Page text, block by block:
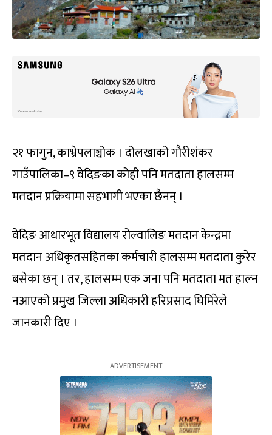
२१ फागुन, काभ्रेपलाञ्चोक । दोलखाको गौरीशंकर
गाउँपालिका–९ वेदिङका कोही पनि मतदाता हालसम्म
मतदान प्रक्रियामा सहभागी भएका छैनन् ।
वेदिङ आधारभूत विद्यालय रोल्वालिङ मतदान केन्द्रमा
मतदान अधिकृतसहितका कर्मचारी हालसम्म मतदाता कुरेर
बसेका छन् । तर, हालसम्म एक जना पनि मतदाता मत हाल्न
नआएको प्रमुख जिल्ला अधिकारी हरिप्रसाद घिमिरेले
जानकारी दिए ।